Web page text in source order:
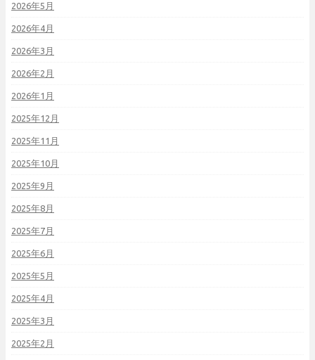
2026年5月
2026年4月
2026年3月
2026年2月
2026年1月
2025年12月
2025年11月
2025年10月
2025年9月
2025年8月
2025年7月
2025年6月
2025年5月
2025年4月
2025年3月
2025年2月